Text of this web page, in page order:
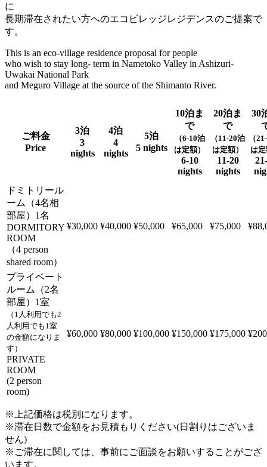
に
⻑期滞在されたい方へのエコビレッジレジデンスのご提案で
す。
This is an eco-village residence proposal for people
who wish to stay long- term in Nametoko Valley in Ashizuri-
Uwakai National Park
and Meguro Village at the source of the Shimanto River.
ご料金
Price
3泊
3
nights
4泊
4
nights
5泊
5 nights
10泊ま
で
（6-10泊
は定額）
6-10
nights
20泊ま
で
（11-20泊
は定額）
11-20
nights
30
（
は
ドミトリール
ーム（4名相
部屋）1名
DORMITORY
ROOM
（4 person
shared room）
¥30,000 ¥40,000 ¥50,000 ¥65,000 ¥75,000
プライベート
ルーム（2名
部屋）1室
（1人利用でも2
人利用でも1室
の金額になりま
す）
PRIVATE
ROOM
(2 person
room)
¥60,000 ¥80,000 ¥100,000 ¥150,000 ¥175,000
※上記価格は税別になります。
※滞在日数で金額をお見積もりください(日割りはございま
せん)
※ご滞在に関しては、事前にご面談をお願いすることがござ
います。